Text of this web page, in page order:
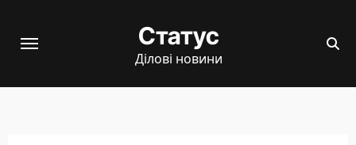
Статус
Ділові новини